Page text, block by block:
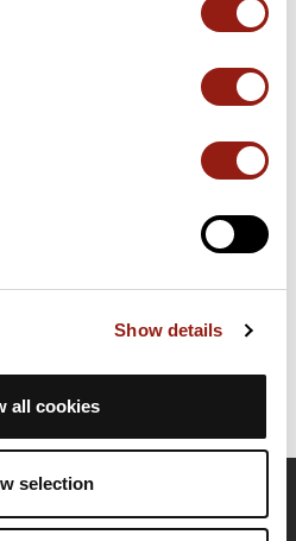
Show details
all cookies
selection
de 153 km à proximité de Saint-
une ascension cumulée de
2020 à 14:47:20.